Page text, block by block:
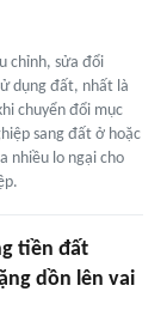
chỉnh, sửa đổi
dụng đất, nhất là
chuyển đổi mục
sang đất ở hoặc
nhiều lo ngại cho
tiền đất
dồn lên vai